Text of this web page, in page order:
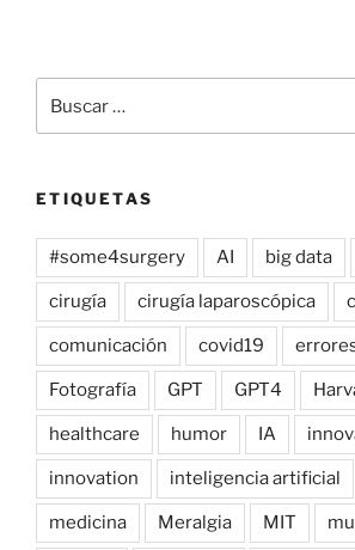
por:
ETIQUETAS
#some4surgery AI big data
cirugía cirugía laparoscópica
comunicación covid19
Fotografía GPT GPT4
healthcare humor IA
innovation inteligencia artificial
medicina Meralgia MIT